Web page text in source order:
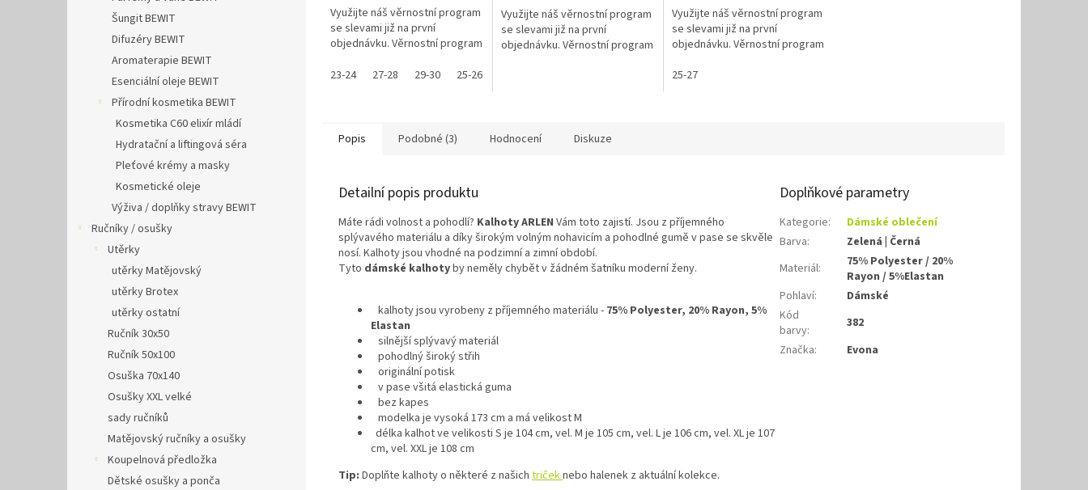
Šungit BEWIT
Difuzéry BEWIT
Aromaterapie BEWIT
Esenciální oleje BEWIT
Přírodní kosmetika BEWIT
Kosmetika C60 elixír mládí
Hydratační a liftingová séra
Pleťové krémy a masky
Kosmetické oleje
Výživa / doplňky stravy BEWIT
Ručníky / osušky
Utěrky
utěrky Matějovský
utěrky Brotex
utěrky ostatní
Ručník 30x50
Ručník 50x100
Osuška 70x140
Osušky XXL velké
sady ručníků
Matějovský ručníky a osušky
Koupelnová předložka
Dětské osušky a ponča
Využijte náš věrnostní program
se slevami již na první
objednávku. Věrnostní program
23-24
27-28 29-30 25-26
Využijte náš věrnostní program
se slevami již na první
objednávku. Věrnostní program
Využijte náš věrnostní program
se slevami již na první
objednávku. Věrnostní program
25-27
Popis Podobné (3) Hodnocení Diskuze
Detailní popis produktu
Máte rádi volnost a pohodlí? KalhotyARLEN Vám toto zajistí. Jsou z příjemného
splývavého materiálu a díky širokým volným nohavicím a pohodlné gumě v pase se skvěle
nosí. Kalhoty jsou vhodné na podzimní a zimní období.
Tyto dámské kalhotyby neměly chybět v žádném šatníku moderní ženy.
kalhoty jsou vyrobeny z příjemného materiálu - 75% Polyester, 20% Rayon, 5%
Elastan
silnější splývavý materiál
pohodlný široký střih
originální potisk
v pase všitá elastická guma
bez kapes
modelka je vysoká 173 cm a má velikost M
délka kalhot ve velikosti S je 104 cm, vel. M je 105 cm, vel. L je 106 cm, vel. XL je 107
cm, vel. XXL je 108 cm
Tip: Doplňte kalhoty o některé z našich tričeknebo halenek z aktuální kolekce.
Doplňkové parametry
Kategorie:
Dámské oblečení
Barva:
Zelená | Černá
Materiál:
75% Polyester / 20%
Rayon / 5%Elastan
Pohlaví:
Dámské
Kód
barvy:
382
Značka: Evona